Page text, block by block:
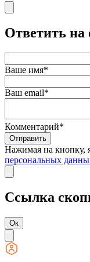
Ответить на
Ваше имя*
Ваш email*
Комментарий*
Отправить
Нажимая на кнопку,
персональных
Ссылка
Ок